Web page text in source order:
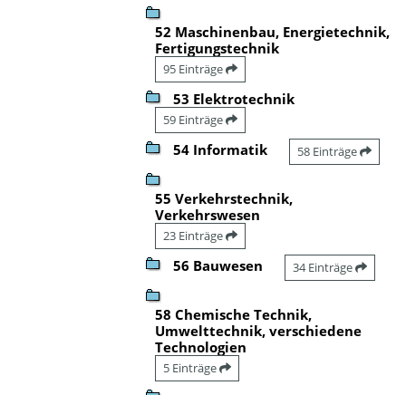
52 Maschinenbau, Energietechnik,
Fertigungstechnik
95 Einträge
53 Elektrotechnik
59 Einträge
54 Informatik 58 Einträge
55 Verkehrstechnik,
Verkehrswesen
23 Einträge
56 Bauwesen 34 Einträge
58 Chemische Technik,
Umwelttechnik, verschiedene
Technologien
5 Einträge